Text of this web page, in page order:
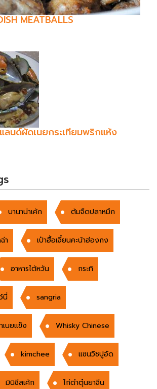
MEATBALLS
นด์ผัดเนยกระเทียมพริกแห้ง
บานาน่าเค้ก ต้มจืดปลาหมึก
า เป๋าฮื้อเจี๋ยนคะน้าฮ่องกง
อาหารไต้หวัน กระทิ
นี่ sangria
นยแข็ง Whisky Chinese
kimchee แซนวิชปูอัด
มินิชีสเค้ก ไก่ดำตุ๋นยาจีน